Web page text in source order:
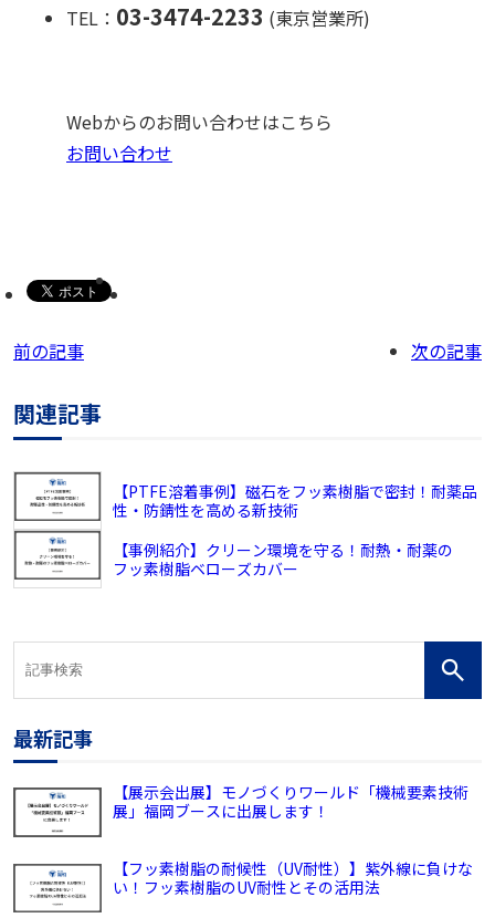
TEL： 03-3474-2233 (東京営業所)
Webからのお問い合わせはこちら
お問い合わせ
前の記事 次の記事
関連記事
【PTFE溶着事例】磁石をフッ素樹脂で密封！耐薬品
性・防錆性を高める新技術
【事例紹介】クリーン環境を守る！耐熱・耐薬の
フッ素樹脂ベローズカバー
最新記事
【展示会出展】モノづくりワールド「機械要素技術
展」福岡ブースに出展します！
【フッ素樹脂の耐候性（UV耐性）】紫外線に負けな
い！フッ素樹脂のUV耐性とその活用法